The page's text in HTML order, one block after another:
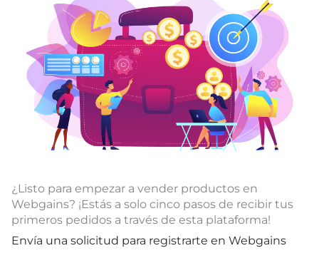
¿Listo para empezar a vender productos en
Webgains? ¡Estás a solo cinco pasos de recibir tus
primeros pedidos a través de esta plataforma!
Envía una solicitud para registrarte en Webgains